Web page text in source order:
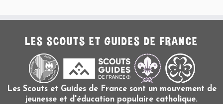
LES SCOUTS ET GUIDES DE FRANCE
Les Scouts et Guides de France sont un mouvement de
jeunesse et d'éducation populaire catholique.